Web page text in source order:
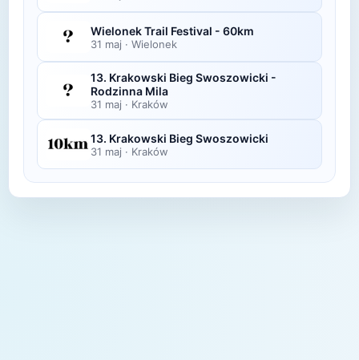
Wielonek Trail Festival - 60km
31 maj · Wielonek
13. Krakowski Bieg Swoszowicki -
Rodzinna Mila
31 maj · Kraków
13. Krakowski Bieg Swoszowicki
31 maj · Kraków